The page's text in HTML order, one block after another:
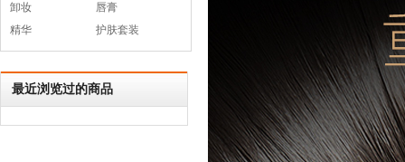
卸妆
唇膏
精华
护肤套装
最近浏览过的商品